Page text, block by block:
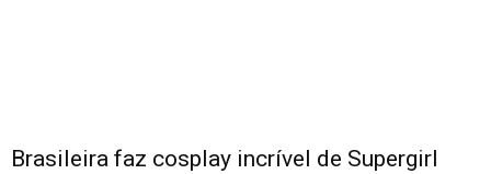
Brasileira faz cosplay incrível de Supergirl